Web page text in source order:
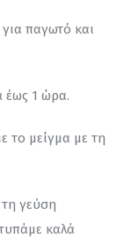
για παγωτό και
έως 1 ώρα.
το μείγμα με τη
γεύση
καλά